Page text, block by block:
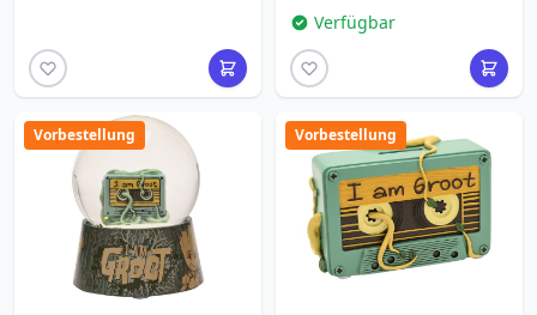
Verfügbar
Vorbestellung Vorbestellung